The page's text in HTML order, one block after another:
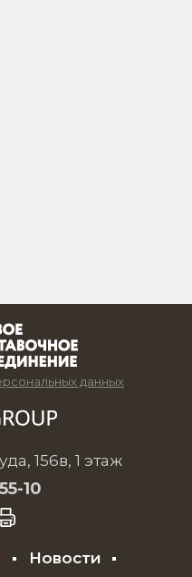
данных
156в, 1 этаж
10
Новости